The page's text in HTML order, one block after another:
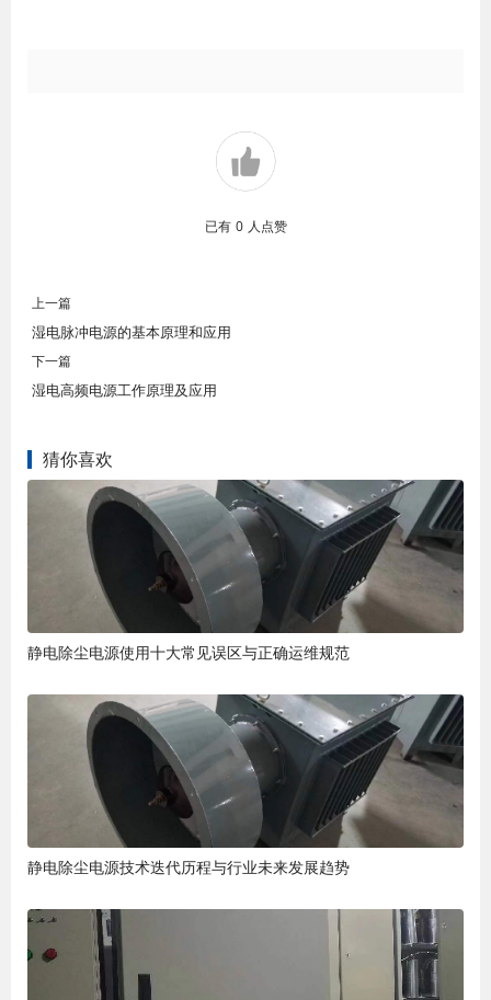
已有 0 人点赞
上一篇
湿电脉冲电源的基本原理和应用
下一篇
湿电高频电源工作原理及应用
猜你喜欢
静电除尘电源使用十大常见误区与正确运维规范
静电除尘电源技术迭代历程与行业未来发展趋势